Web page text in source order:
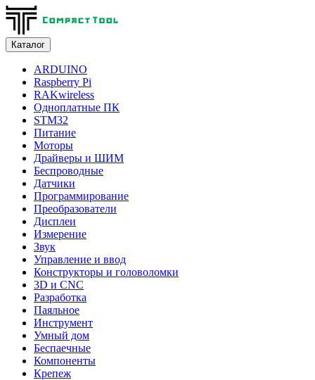
Каталог
ARDUINO
Raspberry Pi
RAKwireless
Одноплатные ПК
STM32
Питание
Моторы
Драйверы и ШИМ
Беспроводные
Датчики
Программирование
Преобразователи
Дисплеи
Измерение
Звук
Управление и ввод
Конструкторы и головоломки
3D и CNC
Разработка
Паяльное
Инструмент
Умный дом
Беспаечные
Компоненты
Крепеж